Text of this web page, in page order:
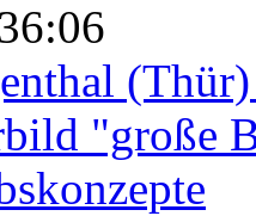
"große